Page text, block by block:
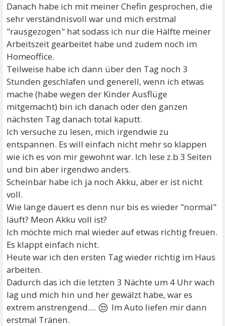
Danach habe ich mit meiner Chefin gesprochen, die
sehr verständnisvoll war und mich erstmal
"rausgezogen" hat sodass ich nur die Hälfte meiner
Arbeitszeit gearbeitet habe und zudem noch im
Homeoffice.
Teilweise habe ich dann über den Tag noch 3
Stunden geschlafen und generell, wenn ich etwas
mache (habe wegen der Kinder Ausflüge
mitgemacht) bin ich danach oder den ganzen
nächsten Tag danach total kaputt.
Ich versuche zu lesen, mich irgendwie zu
entspannen. Es will einfach nicht mehr so klappen
wie ich es von mir gewohnt war. Ich lese z.b 3 Seiten
und bin aber irgendwo anders.
Scheinbar habe ich ja noch Akku, aber er ist nicht
voll.
Wie lange dauert es denn nur bis es wieder "normal"
läuft? Meon Akku voll ist?
Ich möchte mich mal wieder auf etwas richtig freuen.
Es klappt einfach nicht.
Heute war ich den ersten Tag wieder richtig im Haus
arbeiten.
Dadurch das ich die letzten 3 Nächte um 4 Uhr wach
lag und mich hin und her gewälzt habe, war es
extrem anstrengend.... 😒 Im Auto liefen mir dann
erstmal Tränen.